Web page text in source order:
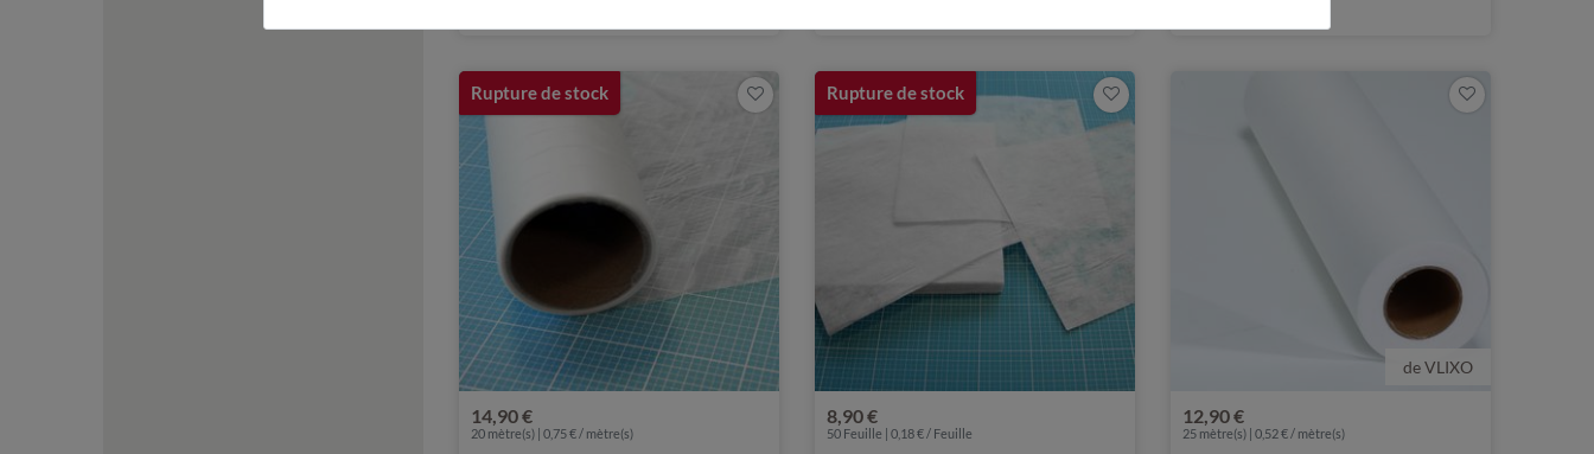
Rupture de stock
14,90 €
20 mètre(s) | 0,75 € / mètre(s)
Rupture de stock
8,90 €
50 Feuille | 0,18 € / Feuille
de VLIXO
12,90 €
25mètre(s) | 0,52 € / mètre(s)